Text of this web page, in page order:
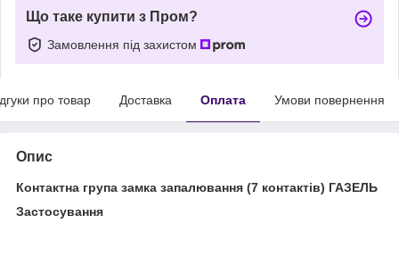
Що таке купити з Пром?
Замовлення під захистом
про товар Доставка Оплата Умови повернення
Опис
Контактна група замка запалювання (7 контактів) ГАЗЕЛЬ
Застосування